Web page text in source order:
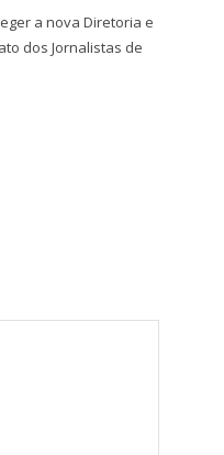
a nova Diretoria e
dos Jornalistas de